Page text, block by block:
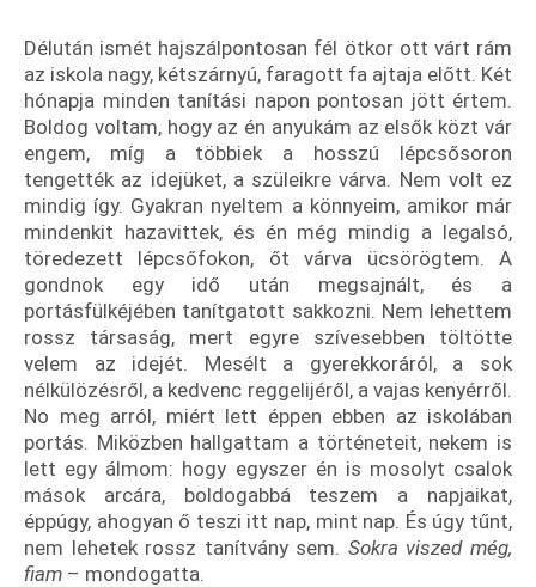
Délután ismét hajszálpontosan fél ötkor ott várt rám
az iskola nagy, kétszárnyú, faragott fa ajtaja előtt. Két
hónapja minden tanítási napon pontosan jött értem.
Boldog voltam, hogy az én anyukám az elsők közt vár
engem, míg a többiek a hosszú lépcsősoron
tengették az idejüket, a szüleikre várva. Nem volt ez
mindig így. Gyakran nyeltem a könnyeim, amikor már
mindenkit hazavittek, és én még mindig a legalsó,
töredezett lépcsőfokon, őt várva ücsörögtem. A
gondnok egy idő után megsajnált, és a
portásfülkéjében tanítgatott sakkozni. Nem lehettem
rossz társaság, mert egyre szívesebben töltötte
velem az idejét. Mesélt a gyerekkoráról, a sok
nélkülözésről, a kedvenc reggelijéről, a vajas kenyérről.
No meg arról, miért lett éppen ebben az iskolában
portás. Miközben hallgattam a történeteit, nekem is
lett egy álmom: hogy egyszer én is mosolyt csalok
mások arcára, boldogabbá teszem a napjaikat,
éppúgy, ahogyan ő teszi itt nap, mint nap. És úgy tűnt,
nem lehetek rossz tanítvány sem. Sokra viszed még,
fiam – mondogatta.